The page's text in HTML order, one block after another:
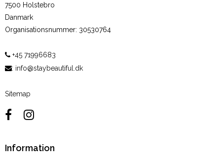
7500 Holstebro
Danmark
Organisationsnummer: 30530764
+45 71996683
: info@staybeautiful.dk
Sitemap
Information